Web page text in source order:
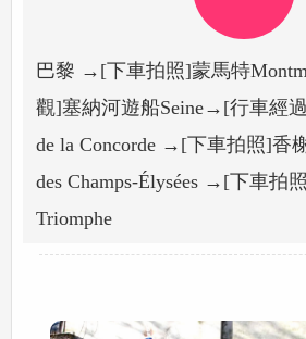
巴黎 →[下車拍照]蒙馬特
觀]塞納河遊船Seine→[行車經
de la Concorde →[下車拍照]香
des Champs-Élysées →[下車拍
Triomphe